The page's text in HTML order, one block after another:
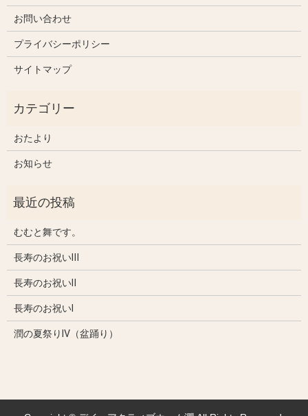
お問い合わせ
プライバシーポリシー
サイトマップ
おたより
お知らせ
むむと舞です。
長寿のお祝いⅢ
長寿のお祝いⅡ
長寿のお祝いⅠ
潤の夏祭りⅣ（盆踊り）